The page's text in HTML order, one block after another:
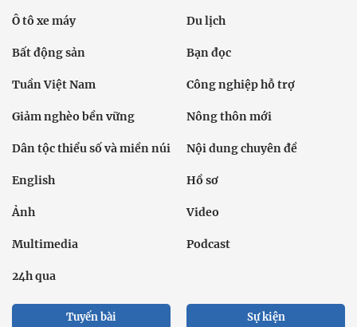
Ô tô xe máy Du lịch
Bất động sản Bạn đọc
Tuần Việt Nam Công nghiệp hỗ trợ
Giảm nghèo bền vững Nông thôn mới
Dân tộc thiểu số và miền núi Nội dung chuyên đề
English Hồ sơ
Ảnh Video
Multimedia Podcast
24h qua
Tuyến bài Sự kiện